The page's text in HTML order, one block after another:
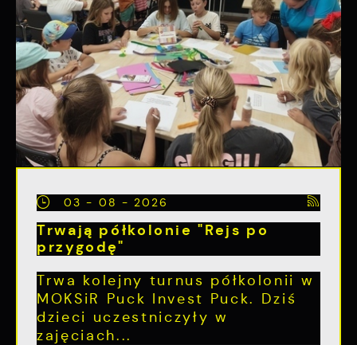
03 - 08 - 2026
Trwają półkolonie "Rejs po
przygodę"
Trwa kolejny turnus półkolonii w
MOKSiR Puck Invest Puck. Dziś
dzieci uczestniczyły w
zajęciach...